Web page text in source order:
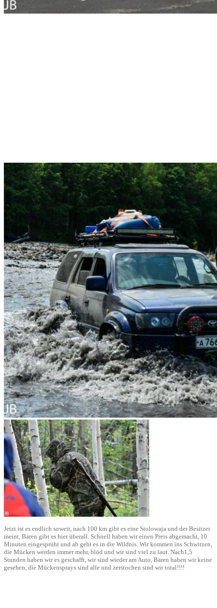
Jetzt ist es endlich soweit, nach 100 km gibt es eine Stolowaja und der Besitzer
meint, Bären gibt es hier überall. Schnell haben wir einen Preis abgemacht, 10
Minuten eingesprüht und ab geht es in die Wildnis. Wir kommen ins Schwitzen,
die Mücken werden immer mehr, blöd und wir sind viel zu laut. Nach1,5
Stunden haben wir es geschafft, wir sind wieder am Auto, Bären haben wir keine
gesehen, die Mückensprays sind alle und zerstochen sind wir total!!!!